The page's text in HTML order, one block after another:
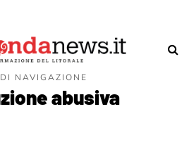
NAVIGAZIONE
abusiva